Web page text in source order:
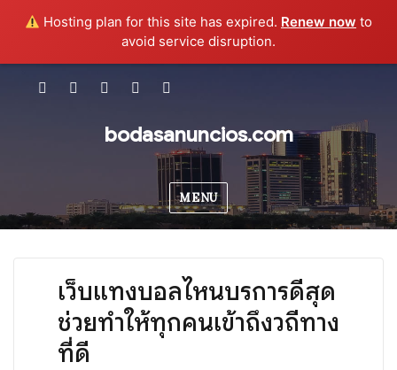
Hosting plan for this site has expired. Renew now to
avoid service disruption.
SITEMAP
เซียน
บอล
วิเคราะห์
ชุด
เว็บ
เว็บ
สล็อต
ยัง
ไง
ให้
ระบบ
ง่าย
bodasanuncios.com
MENU
เว็บแทงบอลไหนบริการดีสุด
ช่วยทำให้ทุกคนเข้าถึงวิถีทาง
ที่ดี